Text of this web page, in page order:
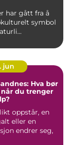
har gått fra å
symbol
jun
Hva bør
du trenger
oppstår, en
eller en
endrer seg,